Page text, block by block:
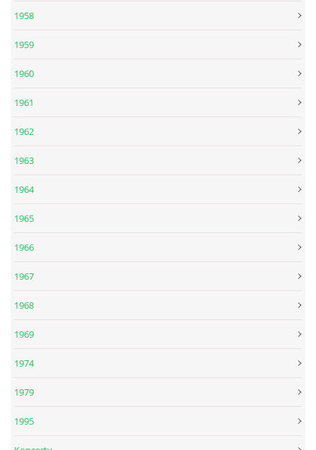
DISKOGRAFIE - BOOTLEGY I
DISKOGRAFIE - BOOTLEGY III
DISKOGRAFIE - BOOTLEGY V
DISKOGRAFIE - LP ROZHOVORY
NAHRÁVKY PODLE KÓDU
1958
1959
1960
1961
1962
1963
1964
1965
1966
1967
1968
1969
1974
1979
1995